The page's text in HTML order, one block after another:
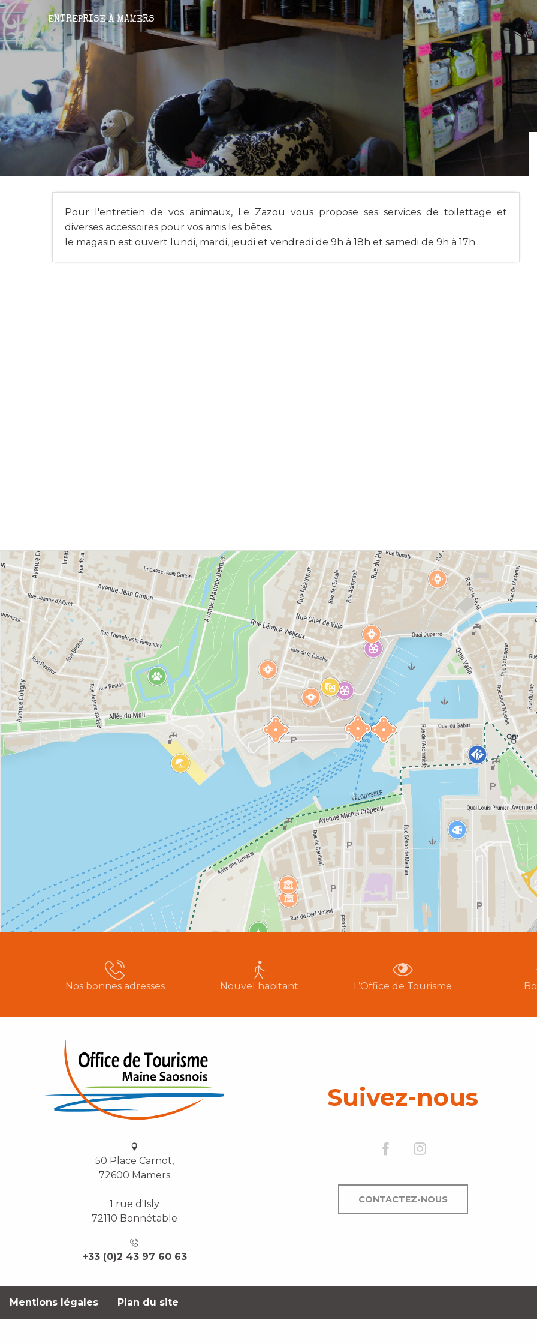
ENTREPRISE À MAMERS
Pour l'entretien de vos animaux, Le Zazou vous propose ses services de toilettage et
diverses accessoires pour vos amis les bêtes.
le magasin est ouvert lundi, mardi, jeudi et vendredi de 9h à 18h et samedi de 9h à 17h
Nos bonnes adresses Nouvel habitant L’Office de Tourisme
50 Place Carnot,
72600 Mamers
1 rue d'Isly
72110 Bonnétable
+33 (0)2 43 97 60 63
Suivez-nous
CONTACTEZ-NOUS
Mentions légales Plan du site